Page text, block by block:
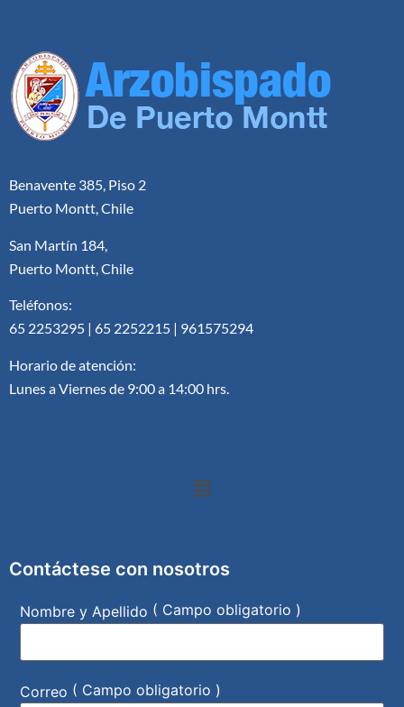
Benavente 385, Piso 2
Puerto Montt, Chile
San Martín 184,
Puerto Montt, Chile
Teléfonos:
65 2253295 | 65 2252215 | 961575294
Horario de atención:
Lunes a Viernes de 9:00 a 14:00 hrs.
Contáctese con nosotros
Nombre y Apellido ( Campo obligatorio )
Correo ( Campo obligatorio )